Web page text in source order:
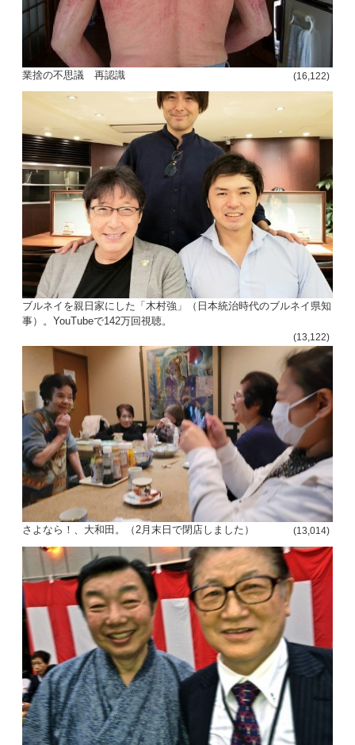
業捨の不思議 再認識 (16,122)
ブルネイを親日家にした「木村強」（日本統治時代のブルネイ県知
事）。YouTubeで142万回視聴。
(13,122)
さよなら！、大和田。（2月末日で閉店しました） (13,014)